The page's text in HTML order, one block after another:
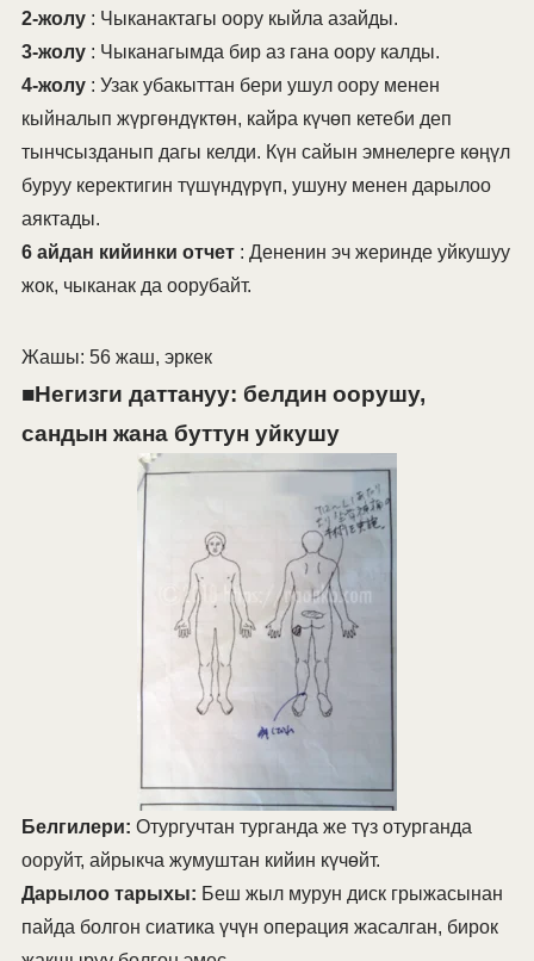
2-жолу: Чыканактагы оору кыйла азайды.
3-жолу: Чыканагымда бир аз гана оору калды.
4-жолу: Узак убакыттан бери ушул оору менен
кыйналып жүргөндүктөн, кайра күчөп кетеби деп
тынчсызданып дагы келди. Күн сайын эмнелерге көңүл
буруу керектигин түшүндүрүп, ушуну менен дарылоо
аяктады.
6 айдан кийинки отчет: Дененин эч жеринде уйкушуу
жок, чыканак да оорубайт.
Жашы: 56 жаш, эркек
■Негизги даттануу: белдин оорушу,
сандын жана буттун уйкушу
Белгилери: Отургучтан турганда же түз отурганда
ооруйт, айрыкча жумуштан кийин күчөйт.
Дарылоо тарыхы: Беш жыл мурун диск грыжасынан
пайда болгон сиатика үчүн операция жасалган, бирок